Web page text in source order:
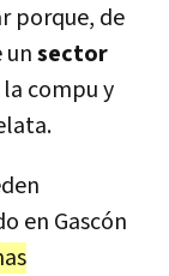
porque, de
unsector
la compu y
en Gascón